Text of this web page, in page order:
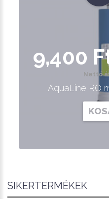
9,400
Nettó
AquaLine RO
SIKERTERMÉKEK